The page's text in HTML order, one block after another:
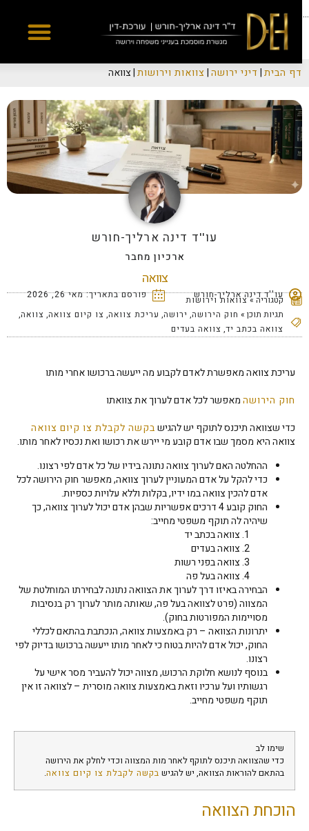
Yes
...
דף הבית|דיני ירושה|צוואות וירושות|צוואה
עו''ד דינה ארליך-חורש
ארכיון מחבר
צוואה
עו''ד דינה ארליך-חורש פורסם בתאריך:מאי 26, 2026 קטגוריה » צוואות וירושות
תגיות תוכן » חוק הירושה,ירושה,עריכת צוואה,צו קיום צוואה,צוואה,
צוואה בכתב יד ,צוואה בעדים
עריכת צוואה מאפשרת לאדם לקבוע מה ייעשה ברכושו אחרי מותו
חוק הירושהמאפשר לכל אדם לערוך את צוואתו
כדי שצוואה תיכנס לתוקף יש להגישבקשה לקבלת צו קיום צוואה
צוואה היא מסמך שבו אדם קובע מי יירש את רכושו ואת נכסיו לאחר מותו.
ההחלטה האם לערוך צוואה נתונה בידיו של כל אדם לפי רצונו.
כדי להקל על אדם המעוניין לערוך צוואה, מאפשר חוק הירושה לכל
אדם להכין צוואה במו ידיו, בקלות וללא עלויות כספיות.
החוק קובע 4 דרכים אפשריות שבהן אדם יכול לערוך צוואה, כך
שיהיה לה תוקף משפטי מחייב:
צוואה בכתב יד
צוואה בעדים
צוואה בפני רשות
צוואה בעל פה
הבחירה באיזו דרך לערוך את הצוואה נתונה לבחירתו המוחלטת של
המצווה (פרט לצוואה בעל פה, שאותה מותר לערוך רק בנסיבות
מסויימות המפורטות בחוק).
יתרונות הצוואה – רק באמצעות צוואה, הנכתבת בהתאם לכללי
החוק, יכול אדם להיות בטוח כי לאחר מותו ייעשה ברכושו בדיוק לפי
רצונו.
בנוסף לנושא חלוקת הרכוש, מצווה יכול להעביר מסר אישי על
רגשותיו ועל ערכיו וזאת באמצעות צוואה מוסרית – לצוואה זו אין
תוקף משפטי מחייב.
שימו לב
כדי שהצוואה תיכנס לתוקף לאחר מות המצווה וכדי לחלק את הירושה
בהתאם להוראות הצוואה, יש להגישבקשה לקבלת צו קיום צוואה.
הוכחת הצוואה